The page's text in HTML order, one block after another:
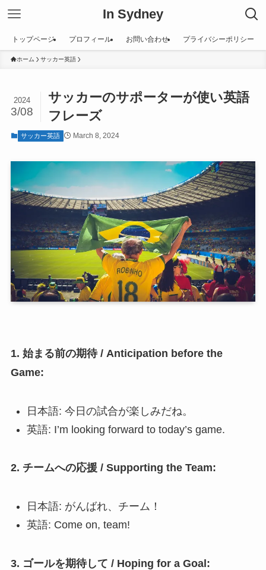
In Sydney
トップページ プロフィール お問い合わせ プライバシーポリシー
ホーム サッカー英語
サッカーのサポーターが使い英語
フレーズ
2024
3/08
サッカー英語 March 8, 2024
1. 始まる前の期待 / Anticipation before the
Game:
日本語: 今日の試合が楽しみだね。
英語: I’m looking forward to today’s game.
2. チームへの応援 / Supporting the Team:
日本語: がんばれ、チーム！
英語: Come on, team!
3. ゴールを期待して / Hoping for a Goal: